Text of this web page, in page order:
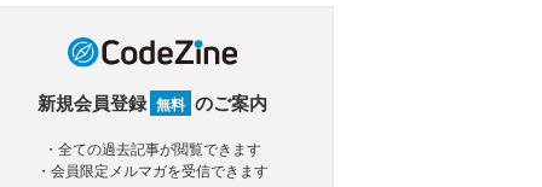
新規会員登録 無料 のご案内
・全ての過去記事が閲覧できます
・会員限定メルマガを受信できます